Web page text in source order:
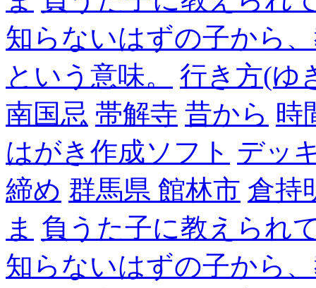
知らないはずの子から
という意味。
行き方(ゆ
南国忌 帯解寺 昔から 時
はがき作成ソフト デッ
締め 群馬県 館林市 倉持
ま 負うた子に教えられ
知らないはずの子から